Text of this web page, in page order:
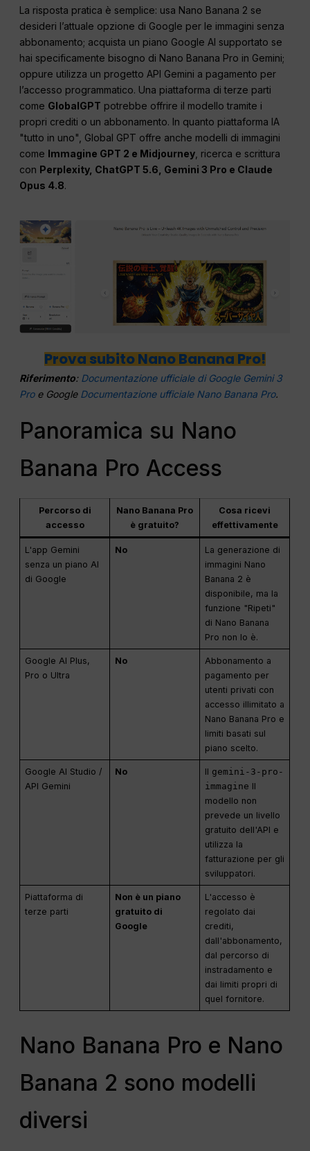
La risposta pratica è semplice: usa Nano Banana 2 se
desideri l’attuale opzione di Google per le immagini senza
abbonamento; acquista un piano Google AI supportato se
hai specificamente bisogno di Nano Banana Pro in Gemini;
oppure utilizza un progetto API Gemini a pagamento per
l’accesso programmatico. Una piattaforma di terze parti
come GlobalGPT potrebbe offrire il modello tramite i
propri crediti o un abbonamento. In quanto piattaforma IA
"tutto in uno", Global GPT offre anche modelli di immagini
come Immagine GPT 2 e Midjourney , ricerca e scrittura
con Perplexity, ChatGPT 5.6, Gemini 3 Pro e Claude
Opus 4.8.
Prova subito Nano Banana Pro!
Riferimento: Documentazione ufficiale di Google Gemini 3
Proe Google Documentazione ufficiale Nano Banana Pro.
Panoramica su Nano
Banana Pro Access
Percorso di
accesso
Nano Banana Pro
è gratuito?
Cosa ricevi
effettivamente
L'app Gemini
senza un piano AI
di Google
No
La generazione di
immagini Nano
Banana 2 è
disponibile, ma la
funzione "Ripeti"
di Nano Banana
Pro non lo è.
Google AI Plus,
Pro o Ultra
No
Abbonamento a
pagamento per
utenti privati con
accesso illimitato a
Nano Banana Pro e
limiti basati sul
piano scelto.
Google AI Studio /
API Gemini
No Il gemini-3-pro-
immagine Il
modello non
prevede un livello
gratuito dell'API e
utilizza la
fatturazione per gli
sviluppatori.
Piattaforma di
terze parti
Non è un piano
gratuito di
Google
L'accesso è
regolato dai
crediti,
dall'abbonamento,
dal percorso di
instradamento e
dai limiti propri di
quel fornitore.
Nano Banana Pro e Nano
Banana 2 sono modelli
diversi